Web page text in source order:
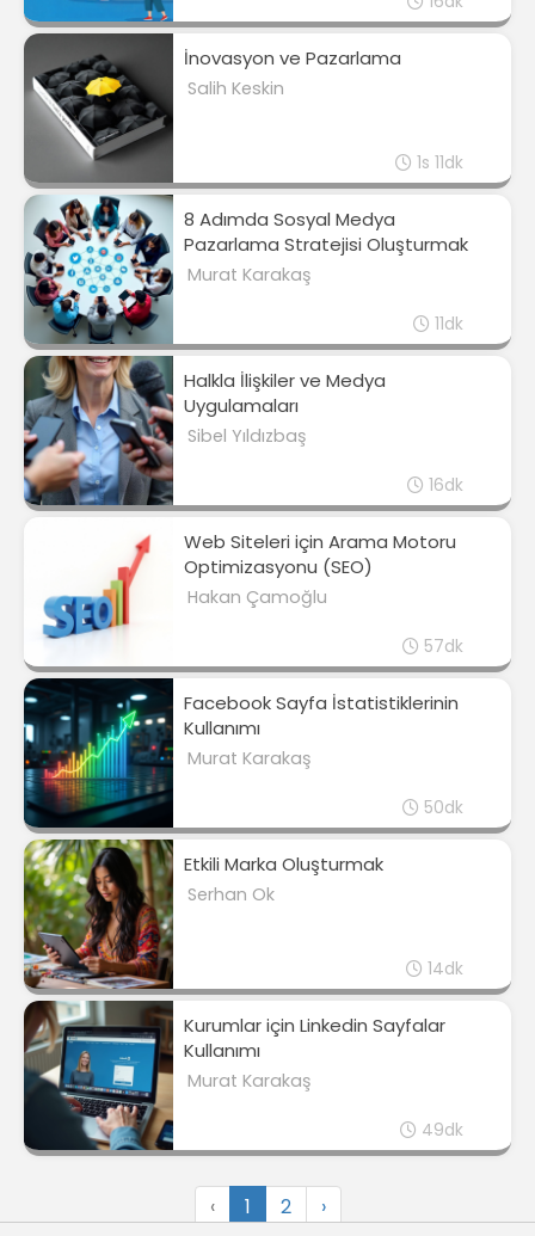
İnovasyon ve Pazarlama
Salih Keskin
1s 11dk
8 Adımda Sosyal Medya
Pazarlama Stratejisi Oluşturmak
Murat Karakaş
11dk
Halkla İlişkiler ve Medya
Uygulamaları
Sibel Yıldızbaş
16dk
Web Siteleri için Arama Motoru
Optimizasyonu (SEO)
Hakan Çamoğlu
57dk
Facebook Sayfa İstatistiklerinin
Kullanımı
Murat Karakaş
50dk
Etkili Marka Oluşturmak
Serhan Ok
14dk
Kurumlar için Linkedin Sayfalar
Kullanımı
Murat Karakaş
49dk
‹ 1 2 ›